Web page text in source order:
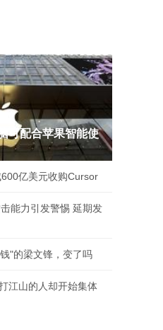
可配合苹果智能使
亿美元收购Cursor
能力引发警惕 延期发
"的梁文锋，变了吗
江山的人却开始集体